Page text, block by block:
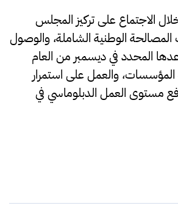
الاجتماع على تركيز المجلس
المصالحة الوطنية الشاملة، والوصول
المحدد في ديسمبر من العام
المؤسسات، والعمل على استمرار
مستوى العمل الدبلوماسي في